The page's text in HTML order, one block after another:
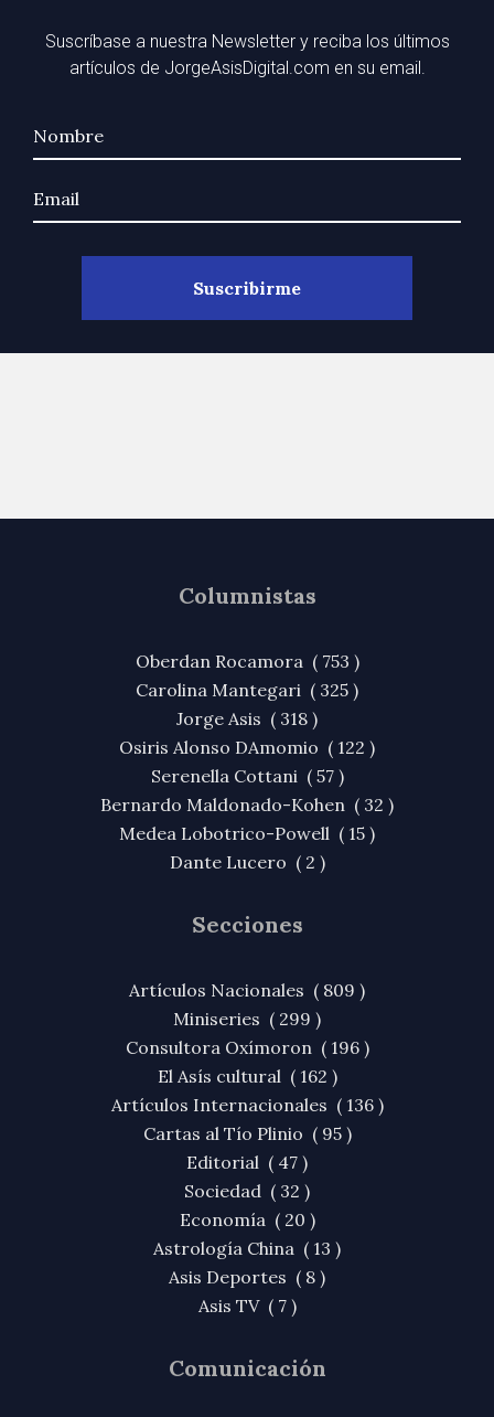
Suscríbase a nuestra Newsletter y reciba los últimos
artículos de JorgeAsisDigital.com en su email.
Columnistas
Oberdan Rocamora ( 753 )
Carolina Mantegari ( 325 )
Jorge Asis ( 318 )
Osiris Alonso DAmomio ( 122 )
Serenella Cottani ( 57 )
Bernardo Maldonado-Kohen ( 32 )
Medea Lobotrico-Powell ( 15 )
Dante Lucero ( 2 )
Secciones
Artículos Nacionales ( 809 )
Miniseries ( 299 )
Consultora Oxímoron ( 196 )
El Asís cultural ( 162 )
Artículos Internacionales ( 136 )
Cartas al Tío Plinio ( 95 )
Editorial ( 47 )
Sociedad ( 32 )
Economía ( 20 )
Astrología China ( 13 )
Asis Deportes ( 8 )
Asis TV ( 7 )
Comunicación